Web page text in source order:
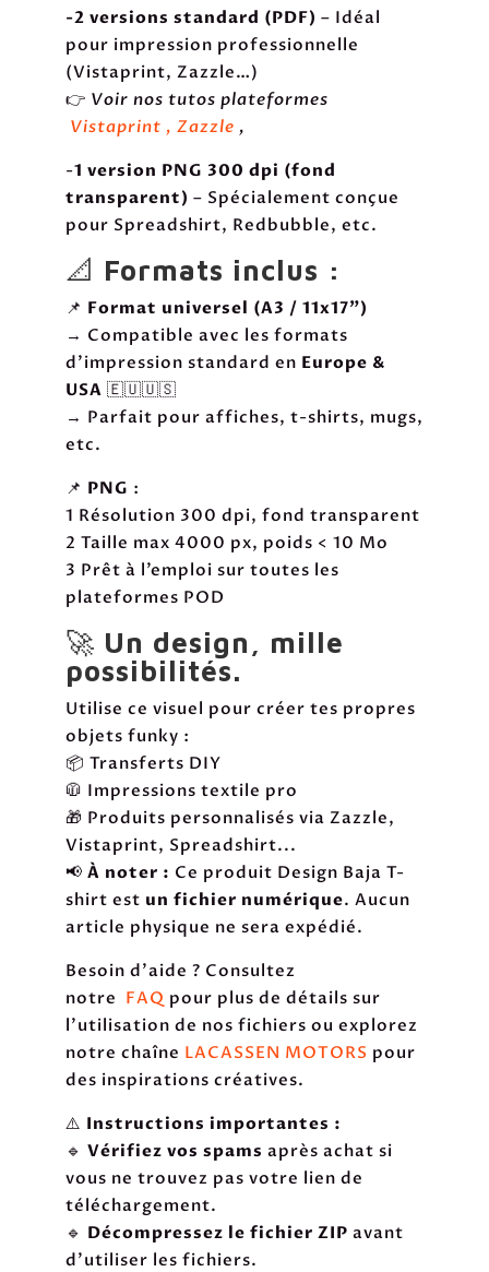
-2 versions standard (PDF) – Idéal
pour impression professionnelle
(Vistaprint, Zazzle…)
👉 Voir nos tutos plateformes
Vistaprint , Zazzle ,
-1 version PNG 300 dpi (fond
transparent) – Spécialement conçue
pour Spreadshirt, Redbubble, etc.
📐 Formats inclus :
📌 Format universel (A3 / 11x17")
→ Compatible avec les formats
d’impression standard en Europe &
USA 🇪🇺🇺🇸
→ Parfait pour affiches, t-shirts, mugs,
etc.
📌 PNG :
1 Résolution 300 dpi, fond transparent
2 Taille max 4000 px, poids < 10 Mo
3 Prêt à l’emploi sur toutes les
plateformes POD
🚀 Un design, mille
possibilités.
Utilise ce visuel pour créer tes propres
objets funky :
📦 Transferts DIY
🧥 Impressions textile pro
🎁 Produits personnalisés via Zazzle,
Vistaprint, Spreadshirt...
📢 À noter : Ce produit Design Baja T-
shirt est un fichier numérique. Aucun
article physique ne sera expédié.
Besoin d'aide ? Consultez
notre FAQ pour plus de détails sur
l'utilisation de nos fichiers ou explorez
notre chaîne LACASSEN MOTORS pour
des inspirations créatives.
⚠️ Instructions importantes :
🔹 Vérifiez vos spams après achat si
vous ne trouvez pas votre lien de
téléchargement.
🔹 Décompressez le fichier ZIP avant
d’utiliser les fichiers.